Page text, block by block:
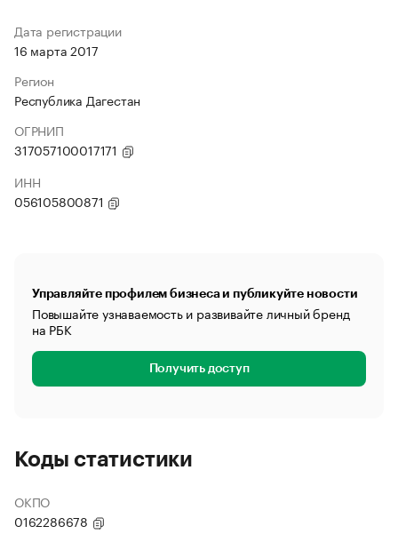
Дата регистрации
16 марта 2017
Регион
Республика Дагестан
ОГРНИП
317057100017171
ИНН
056105800871
Управляйте профилем бизнеса и публикуйте новости
Повышайте узнаваемость и развивайте личный бренд
на РБК
Получить доступ
Коды статистики
ОКПО
0162286678